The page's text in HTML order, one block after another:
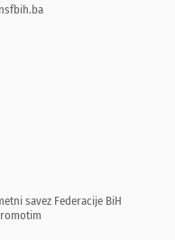
savez Federacije BiH